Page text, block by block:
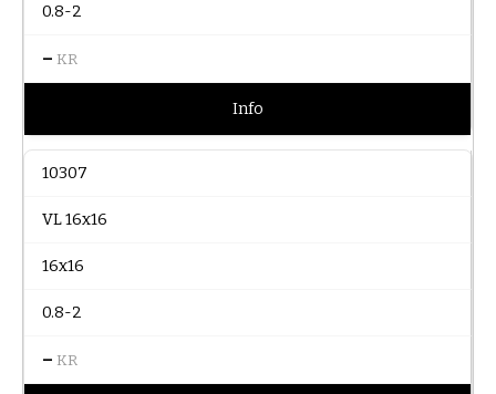
0.8-2
– KR
Info
10307
VL 16x16
16x16
0.8-2
– KR